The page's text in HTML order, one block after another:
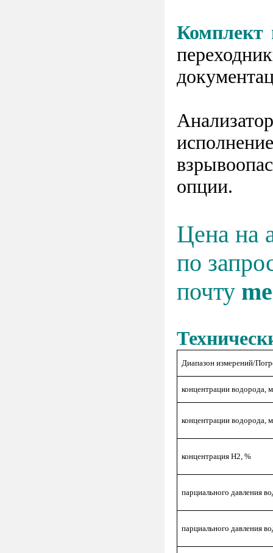
Комплект
опции.
Цена на
по
почту
Диапазон измерений/
концентрации водорода,
концентрации водорода,
концентрация Н2, %
парциального давления
парциального давления